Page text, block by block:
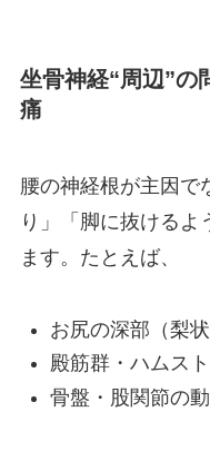
坐骨神経“周辺”の
痛
腰の神経根が主因で
り」「脚に抜けるよ
ます。たとえば、
お尻の深部（梨
殿筋群・ハムス
骨盤・股関節の